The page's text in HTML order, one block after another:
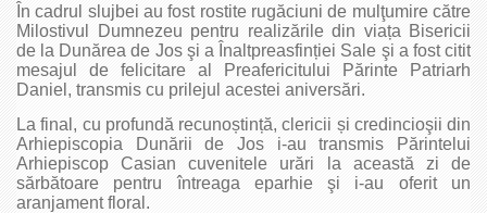
În cadrul slujbei au fost rostite rugăciuni de mulţumire către
Milostivul Dumnezeu pentru realizările din viața Bisericii
de la Dunărea de Jos şi a Înaltpreasfinției Sale şi a fost citit
mesajul de felicitare al Preafericitului Părinte Patriarh
Daniel, transmis cu prilejul acestei aniversări.
La final, cu profundă recunoștință, clericii și credincioşii din
Arhiepiscopia Dunării de Jos i-au transmis Părintelui
Arhiepiscop Casian cuvenitele urări la această zi de
sărbătoare pentru întreaga eparhie şi i-au oferit un
aranjament floral.